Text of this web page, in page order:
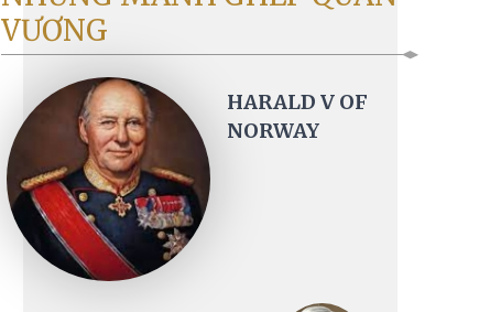
VƯƠNG
HARALD V OF
NORWAY